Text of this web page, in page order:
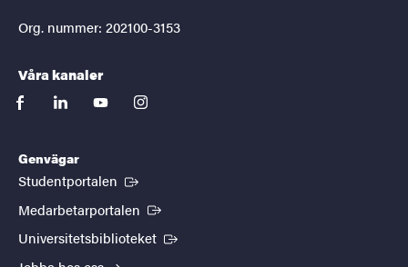
Org. nummer: 202100-3153
Våra kanaler
facebooklinkedinyoutubeinstagram
Genvägar
Studentportalen (Extern länk)
Medarbetarportalen (Extern länk)
Universitetsbiblioteket (Extern länk)